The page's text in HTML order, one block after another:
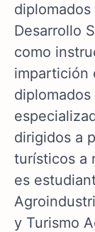
Desarrollo
como
impartición
dirigidos a
turísticos a
es
y Turismo